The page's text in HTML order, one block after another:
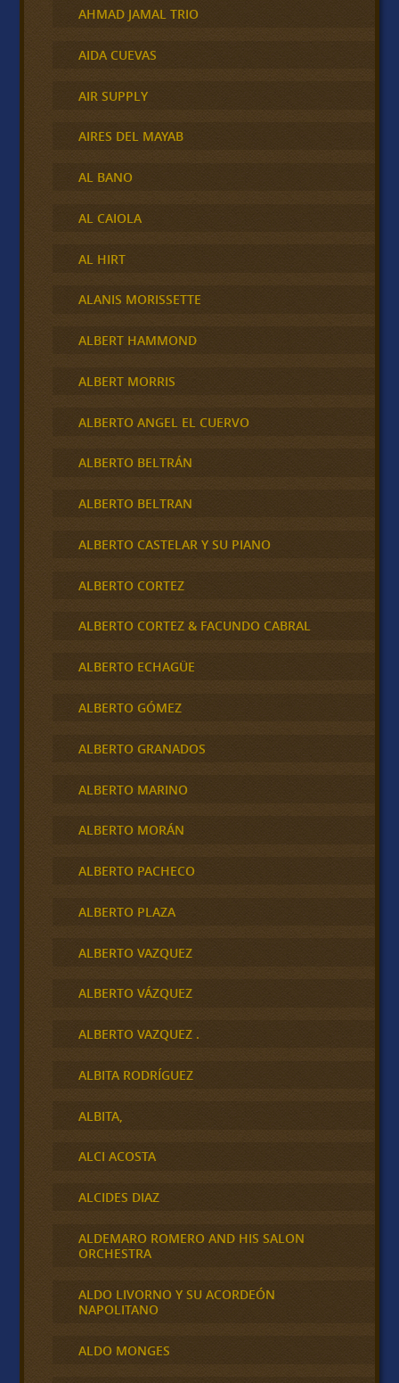
AHMAD JAMAL TRIO
AIDA CUEVAS
AIR SUPPLY
AIRES DEL MAYAB
AL BANO
AL CAIOLA
AL HIRT
ALANIS MORISSETTE
ALBERT HAMMOND
ALBERT MORRIS
ALBERTO ANGEL EL CUERVO
ALBERTO BELTRÁN
ALBERTO BELTRAN
ALBERTO CASTELAR Y SU PIANO
ALBERTO CORTEZ
ALBERTO CORTEZ & FACUNDO CABRAL
ALBERTO ECHAGÜE
ALBERTO GÓMEZ
ALBERTO GRANADOS
ALBERTO MARINO
ALBERTO MORÁN
ALBERTO PACHECO
ALBERTO PLAZA
ALBERTO VAZQUEZ
ALBERTO VÁZQUEZ
ALBERTO VAZQUEZ .
ALBITA RODRÍGUEZ
ALBITA,
ALCI ACOSTA
ALCIDES DIAZ
ALDEMARO ROMERO AND HIS SALON
ORCHESTRA
ALDO LIVORNO Y SU ACORDEÓN
NAPOLITANO
ALDO MONGES